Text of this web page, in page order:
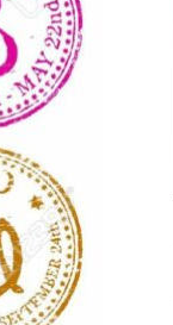
travail :
pression